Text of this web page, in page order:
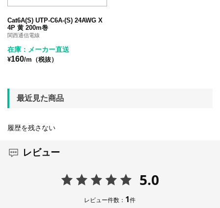
Cat6A(S) UTP-C6A-(S) 24AWG X
4P 黄 200m巻
関西通信電線
在庫：メーカー直送
¥160/m（税抜）
最近見た商品
履歴を残さない
レビュー
5.0
レビュー件数： 1件